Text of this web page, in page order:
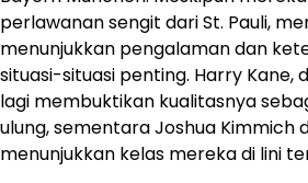
perlawanan sengit dari St. Pauli,
menunjukkan pengalaman dan
situasi-situasi penting. Harry Kane,
lagi membuktikan kualitasnya
ulung, sementara Joshua Kimmich
menunjukkan kelas mereka di lini